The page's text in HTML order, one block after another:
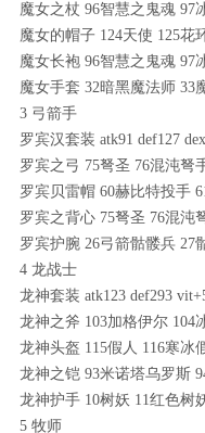
魔女之杖 96智慧之鬼魂 97
魔女的帽子 124天使 125花
魔女长袍 96智慧之鬼魂 97
魔女手套 32暗黑魔法师 33
3 弓箭手
罗宾汉套装 atk91 def127
罗宾之弓 75弩圣 76混沌弩
罗宾贝雷帽 60赫比特投手
罗宾之背心 75弩圣 76混沌
罗宾护腕 26弓箭骷髅兵 27
4 龙战士
龙神套装 atk123 def293
龙神之斧 103加格伊尔 104
龙神头盔 115假人 116寒冰
龙神之铠 93米诺塔乌罗斯
龙神护手 10树妖 11红色树
5 牧师